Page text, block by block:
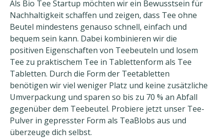
Als Bio Tee Startup möchten wir ein Bewusstsein für
Nachhaltigkeit schaffen und zeigen, dass Tee ohne
Beutel mindestens genauso schnell, einfach und
bequem sein kann. Dabei kombinieren wir die
positiven Eigenschaften von Teebeuteln und losem
Tee zu praktischem Tee in Tablettenform als Tee
Tabletten. Durch die Form der Teetabletten
benötigen wir viel weniger Platz und keine zusätzliche
Umverpackung und sparen so bis zu 70 % an Abfall
gegenüber dem Teebeutel. Probiere jetzt unser Tee-
Pulver in gepresster Form als TeaBlobs aus und
überzeuge dich selbst.